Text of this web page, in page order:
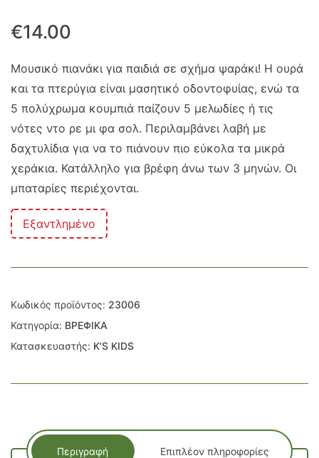
€14.00
Μουσικό πιανάκι για παιδιά σε σχήμα ψαράκι! Η ουρά
και τα πτερύγια είναι μασητικό οδοντοφυίας, ενώ τα
5 πολύχρωμα κουμπιά παίζουν 5 μελωδίες ή τις
νότες ντο ρε μι φα σολ. Περιλαμβάνει λαβή με
δαχτυλίδια για να το πιάνουν πιο εύκολα τα μικρά
χεράκια. Κατάλληλο για βρέφη άνω των 3 μηνών. Οι
μπαταρίες περιέχονται.
Εξαντλημένο
Κωδικός προϊόντος: 23006
Κατηγορία: ΒΡΕΦΙΚΑ
Κατασκευαστής: K'S KIDS
Περιγραφή Επιπλέον πληροφορίες